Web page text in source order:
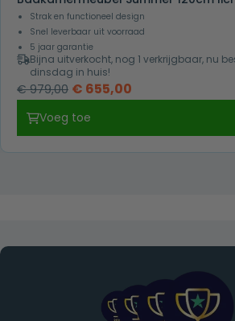
Strak en functioneel design
Snel leverbaar uit voorraad
5 jaar garantie
Bijna uitverkocht, nog 1 verkrijgbaar, nu
dinsdag in huis!
€979,00 Oorspronkelijke
€ 979,00.
€ 655,00
€ 655,00.
Voeg toe